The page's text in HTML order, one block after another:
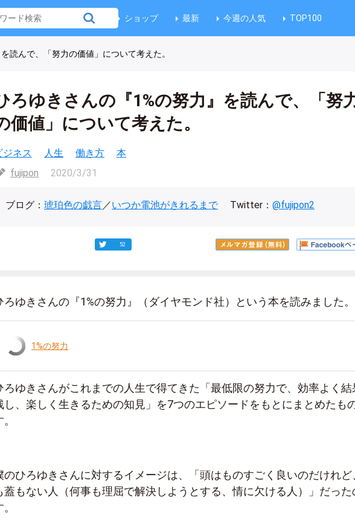
ショップ 最新 今週の人気 TOP100
読んで、「努力の価値」について考えた。
ろゆきさんの『1%の努力』を読んで、「努
価値」について考えた。
ジネス 人生 働き方
本
fujipon
2020/3/31
ブログ： 琥珀色の戯言 ／いつか電池がきれるまで Twitter： @fujipon2
52
ろゆきさんの『1%の努力』（ダイヤモンド社）という本を読みました。
1%の努力
ろゆきさんがこれまでの人生で得てきた「最低限の努力で、効率よく結
し、楽しく生きるための知見」を7つのエピソードをもとにまとめたも
のひろゆきさんに対するイメージは、「頭はものすごく良いのだけれど
蓋もない人（何事も理屈で解決しようとする、情に欠ける人）」だった